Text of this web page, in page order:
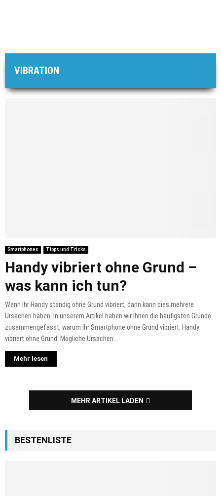
VIBRATION
Smartphones Tipps und Tricks
Handy vibriert ohne Grund –
was kann ich tun?
Wenn Ihr Handy ständig ohne Grund vibriert, dann kann dies mehrere
Ursachen haben. In unserem Artikel haben wir Ihnen die häufigsten Gründe
zusammengefasst, warum Ihr Smartphone ohne Grund vibriert. Handy
vibriert ohne Grund: Mögliche Ursachen...
Mehr lesen
MEHR ARTIKEL LADEN
BESTENLISTE